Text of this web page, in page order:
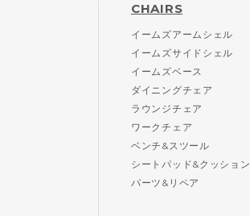
CHAIRS
イームズアームシェル
イームズサイドシェル
イームズベース
ダイニングチェア
ラウンジチェア
ワークチェア
ベンチ&スツール
シートパッド&クッション
パーツ&リペア